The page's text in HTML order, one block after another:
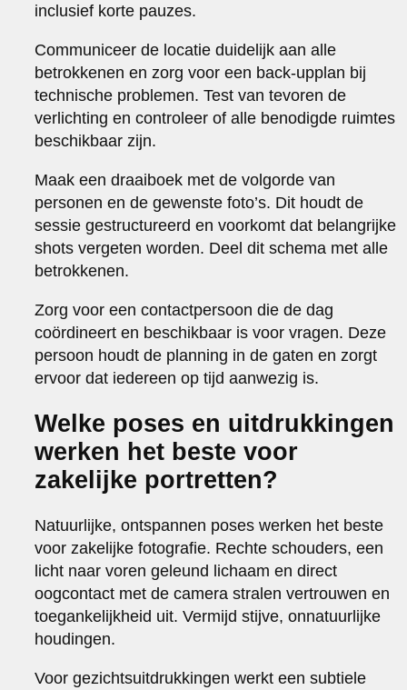
inclusief korte pauzes.
Communiceer de locatie duidelijk aan alle
betrokkenen en zorg voor een back-upplan bij
technische problemen. Test van tevoren de
verlichting en controleer of alle benodigde ruimtes
beschikbaar zijn.
Maak een draaiboek met de volgorde van
personen en de gewenste foto’s. Dit houdt de
sessie gestructureerd en voorkomt dat belangrijke
shots vergeten worden. Deel dit schema met alle
betrokkenen.
Zorg voor een contactpersoon die de dag
coördineert en beschikbaar is voor vragen. Deze
persoon houdt de planning in de gaten en zorgt
ervoor dat iedereen op tijd aanwezig is.
Welke poses en uitdrukkingen
werken het beste voor
zakelijke portretten?
Natuurlijke, ontspannen poses werken het beste
voor zakelijke fotografie. Rechte schouders, een
licht naar voren geleund lichaam en direct
oogcontact met de camera stralen vertrouwen en
toegankelijkheid uit. Vermijd stijve, onnatuurlijke
houdingen.
Voor gezichtsuitdrukkingen werkt een subtiele